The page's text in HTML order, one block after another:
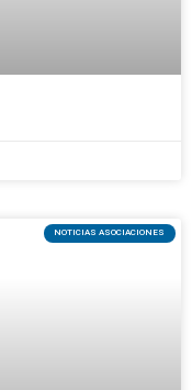
NOTICIAS ASOCIACIONES